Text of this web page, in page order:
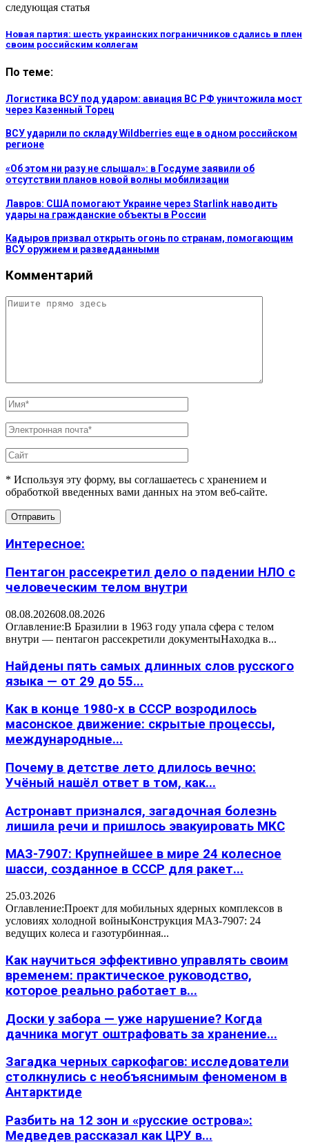
следующая статья
Новая партия: шесть украинских пограничников сдались в плен
своим российским коллегам
По теме:
Логистика ВСУ под ударом: авиация ВС РФ уничтожила мост
через Казенный Торец
ВСУ ударили по складу Wildberries еще в одном российском
регионе
«Об этом ни разу не слышал»: в Госдуме заявили об
отсутствии планов новой волны мобилизации
Лавров: США помогают Украине через Starlink наводить
удары на гражданские объекты в России
Кадыров призвал открыть огонь по странам, помогающим
ВСУ оружием и разведданными
Комментарий
* Используя эту форму, вы соглашаетесь с хранением и
обработкой введенных вами данных на этом веб-сайте.
Интересное:
Пентагон рассекретил дело о падении НЛО с
человеческим телом внутри
08.08.202608.08.2026
Оглавление:В Бразилии в 1963 году упала сфера с телом
внутри — пентагон рассекретили документыНаходка в...
Найдены пять самых длинных слов русского
языка — от 29 до 55...
Как в конце 1980-х в СССР возродилось
масонское движение: скрытые процессы,
международные...
Почему в детстве лето длилось вечно:
Учёный нашёл ответ в том, как...
Астронавт признался, загадочная болезнь
лишила речи и пришлось эвакуировать МКС
МАЗ-7907: Крупнейшее в мире 24 колесное
шасси, созданное в СССР для ракет...
25.03.2026
Оглавление:Проект для мобильных ядерных комплексов в
условиях холодной войныКонструкция МАЗ-7907: 24
ведущих колеса и газотурбинная...
Как научиться эффективно управлять своим
временем: практическое руководство,
которое реально работает в...
Доски у забора — уже нарушение? Когда
дачника могут оштрафовать за хранение...
Загадка черных саркофагов: исследователи
столкнулись с необъяснимым феноменом в
Антарктиде
Разбить на 12 зон и «русские острова»:
Медведев рассказал как ЦРУ в...